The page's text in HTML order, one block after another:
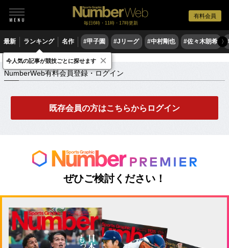
有料会員
毎日6時・11時・17時更新
最新 ランキング 名作 #甲子園 #Jリーグ #中村剛也 #佐々木朗希 〉
NumberWeb有料会員登録・ログイン
NumberWeb有料会員登録・ログイン
既存会員の方はこちらからログイン
ぜひご検討ください！
今人気の記事が競技ごとに探せます ×